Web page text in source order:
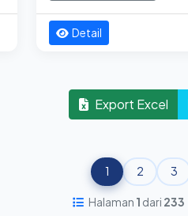
Detail
Export Excel
1 2 3
Halaman 1 dari 233